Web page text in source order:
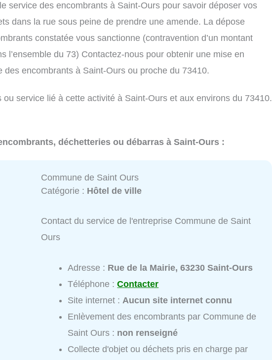
service des encombrants à Saint-Ours pour savoir déposer vos
dans la rue sous peine de prendre une amende. La dépose
constatée vous sanctionne (contravention d’un montant
l’ensemble du 73) Contactez-nous pour obtenir une mise en
des encombrants à Saint-Ours ou proche du 73410.
ou service lié à cette activité à Saint-Ours et aux environs du 73410.
déchetteries ou débarras à Saint-Ours :
Commune de Saint Ours
Catégorie : Hôtel de ville
Contact du service de l'entreprise Commune de Saint
Ours
Adresse : Rue de la Mairie, 63230 Saint-Ours
Téléphone :Contacter
Site internet :Aucun site internet connu
Enlèvement des encombrants par Commune de
Saint Ours : non renseigné
Collecte d'objet ou déchets pris en charge par